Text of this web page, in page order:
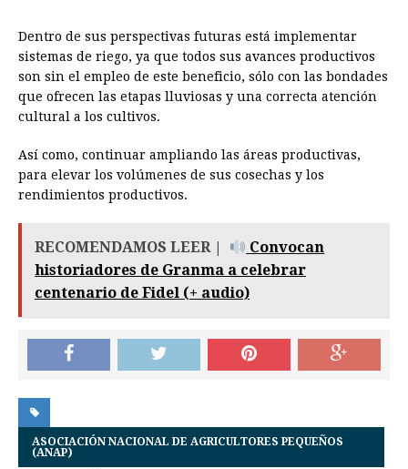
Dentro de sus perspectivas futuras está implementar
sistemas de riego, ya que todos sus avances productivos
son sin el empleo de este beneficio, sólo con las bondades
que ofrecen las etapas lluviosas y una correcta atención
cultural a los cultivos.
Así como, continuar ampliando las áreas productivas,
para elevar los volúmenes de sus cosechas y los
rendimientos productivos.
RECOMENDAMOS LEER |
Convocan
historiadores de Granma a celebrar
centenario de Fidel (+ audio)
ASOCIACIÓN NACIONAL DE AGRICULTORES PEQUEÑOS
(ANAP)